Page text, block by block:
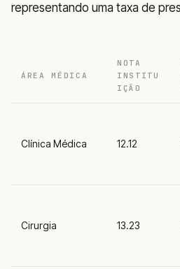
representando uma taxa de
ÁREA MÉDICA
NOTA
INSTITU
IÇÃO
Clínica Médica 12.12
Cirurgia 13.23